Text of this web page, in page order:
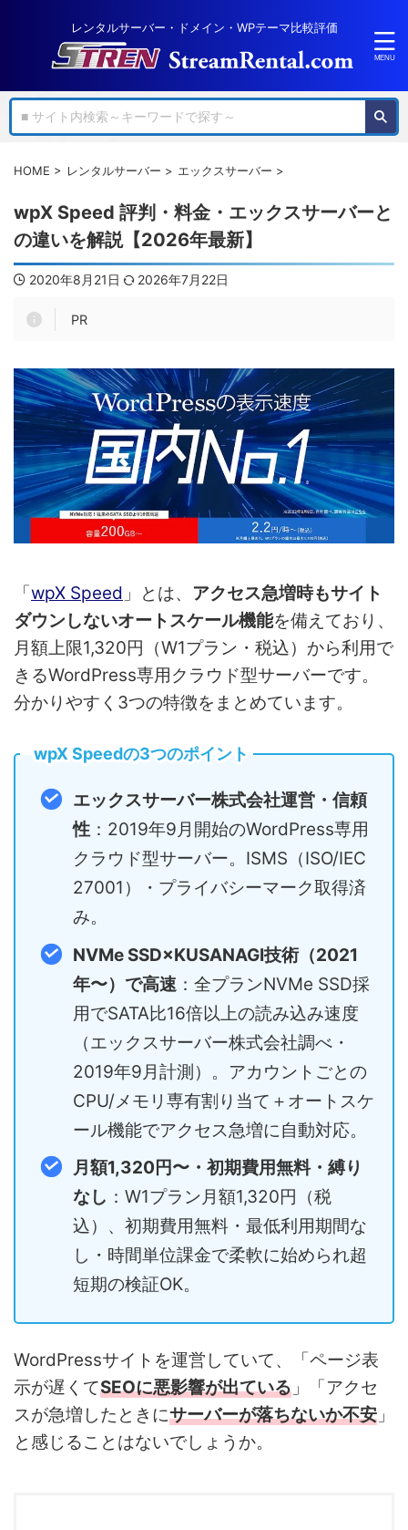
レンタルサーバー・ドメイン・WPテーマ比較評価
HOME > レンタルサーバー > エックスサーバー >
wpX Speed 評判・料金・エックスサーバーと
の違いを解説【2026年最新】
2020年8月21日 2026年7月22日
PR
「wpX Speed 」とは、 アクセス急増時もサイト
ダウンしないオートスケール機能を備えており、
月額上限1,320円（W1プラン・税込）から利用で
きるWordPress専用クラウド型サーバーです。
分かりやすく3つの特徴をまとめています。
wpX Speedの3つのポイント
エックスサーバー株式会社運営・信頼
性：2019年9月開始のWordPress専用
クラウド型サーバー。ISMS（ISO/IEC
27001）・プライバシーマーク取得済
み。
NVMe SSD×KUSANAGI技術（2021
年〜）で高速：全プランNVMe SSD採
用でSATA比16倍以上の読み込み速度
（エックスサーバー株式会社調べ・
2019年9月計測）。アカウントごとの
CPU/メモリ専有割り当て＋オートスケ
ール機能でアクセス急増に自動対応。
月額1,320円〜・初期費用無料・縛り
なし ：W1プラン月額1,320円（税
込）、初期費用無料・最低利用期間な
し・時間単位課金で柔軟に始められ超
短期の検証OK。
WordPressサイトを運営していて、「ページ表
示が遅くてSEOに悪影響が出ている 」「アクセ
スが急増したときにサーバーが落ちないか不安 」
と感じることはないでしょうか。